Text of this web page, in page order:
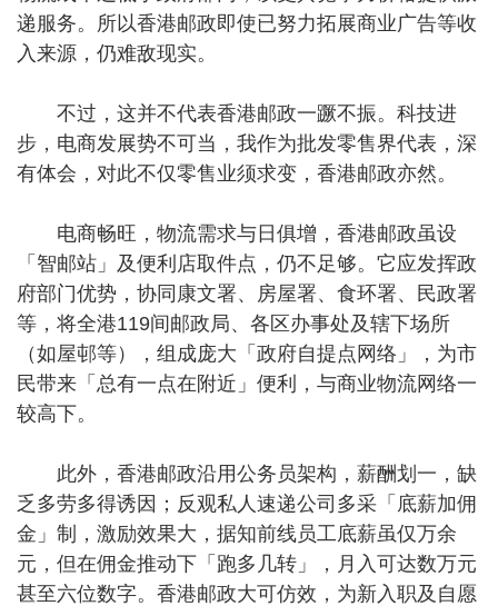
递服务。所以香港邮政即使已努力拓展商业广告等收
入来源，仍难敌现实。
不过，这并不代表香港邮政一蹶不振。科技进
步，电商发展势不可当，我作为批发零售界代表，深
有体会，对此不仅零售业须求变，香港邮政亦然。
电商畅旺，物流需求与日俱增，香港邮政虽设
「智邮站」及便利店取件点，仍不足够。它应发挥政
府部门优势，协同康文署、房屋署、食环署、民政署
等，将全港119间邮政局、各区办事处及辖下场所
（如屋邨等），组成庞大「政府自提点网络」，为市
民带来「总有一点在附近」便利，与商业物流网络一
较高下。
此外，香港邮政沿用公务员架构，薪酬划一，缺
乏多劳多得诱因；反观私人速递公司多采「底薪加佣
金」制，激励效果大，据知前线员工底薪虽仅万余
元，但在佣金推动下「跑多几转」，月入可达数万元
甚至六位数字。香港邮政大可仿效，为新入职及自愿